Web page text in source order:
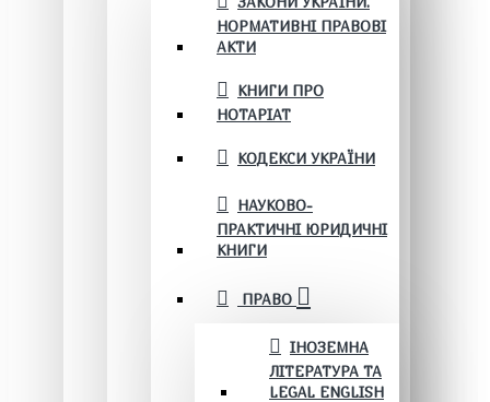
НОРМАТИВНІ ПРАВОВІ
АКТИ
КНИГИ ПРО
НОТАРІАТ
КОДЕКСИ УКРАЇНИ
НАУКОВО-
ПРАКТИЧНІ ЮРИДИЧНІ
КНИГИ
ПРАВО
ІНОЗЕМНА
ЛІТЕРАТУРА ТА
LEGAL ENGLISH